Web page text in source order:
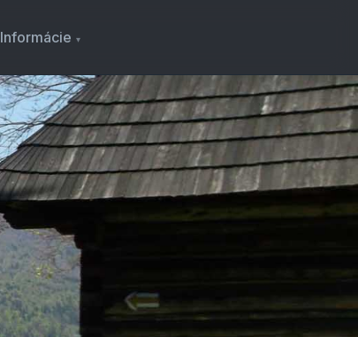
Informácie